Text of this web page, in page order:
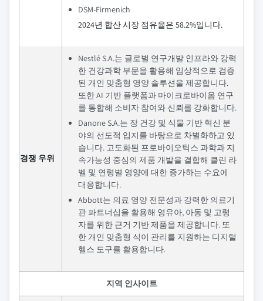
DSM-Firmenich
2024년 합산 시장 점유율은 58.2%입니다.
경쟁 우위
Nestlé S.A.는 글로벌 연구개발 인프라와 강력
한 건강과학 부문을 활용해 임상적으로 검증
된 개인 맞춤형 영양 솔루션을 제공합니다.
또한 AI 기반 플랫폼과 마이크로바이옴 연구
를 통합해 소비자 참여와 신뢰를 강화합니다.
Danone S.A.는 장 건강 및 식물 기반 혁신 분
야의 선도적 입지를 바탕으로 차별화하고 있
습니다. 고도화된 프로바이오틱스 과학과 지
속가능성 중심의 제품 개발을 결합해 클린 라
벨 및 연령별 영양에 대한 증가하는 수요에
대응합니다.
Abbott는 의료 영양 전문성과 강력한 의료기
관 파트너십을 활용해 영유아, 아동 및 고령
자를 위한 근거 기반 제품을 제공합니다. 또
한 개인 맞춤형 식이 관리를 지원하는 디지털
헬스 도구를 활용합니다.
지역 인사이트